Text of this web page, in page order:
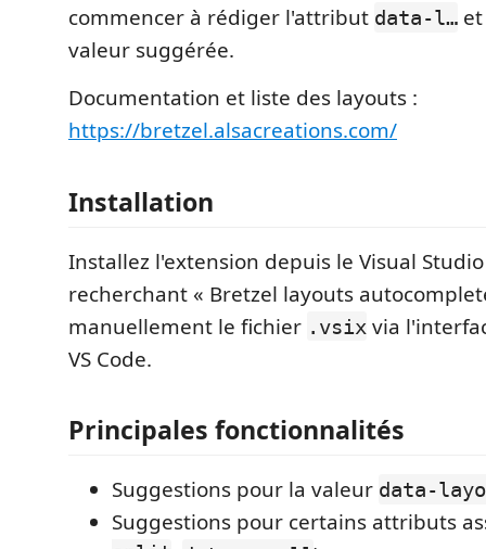
commencer à rédiger l'attribut data-l…
valeur suggérée.
Documentation et liste des layouts :
https://bretzel.alsacreations.com/
Installation
Installez l'extension depuis le Visual
recherchant « Bretzel layouts
manuellement le fichier .vsix via
VS Code.
Principales fonctionnalités
Suggestions pour la valeur data-
Suggestions pour certains attributs